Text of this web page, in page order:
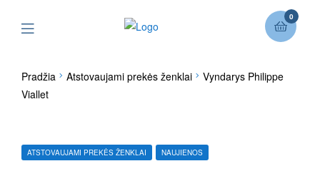
0
Pradžia Atstovaujami prekės ženklai
Vyndarys Philippe
Viallet
ATSTOVAUJAMI PREKĖS ŽENKLAI NAUJIENOS